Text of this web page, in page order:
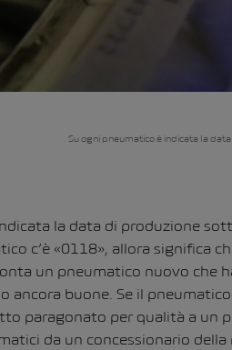
Su ogni pneumatico è indicata la
la data di produzione
c’è «0118», allora significa
un pneumatico nuovo che
ancora buone. Se il
paragonato per qualità a un
da un concessionario